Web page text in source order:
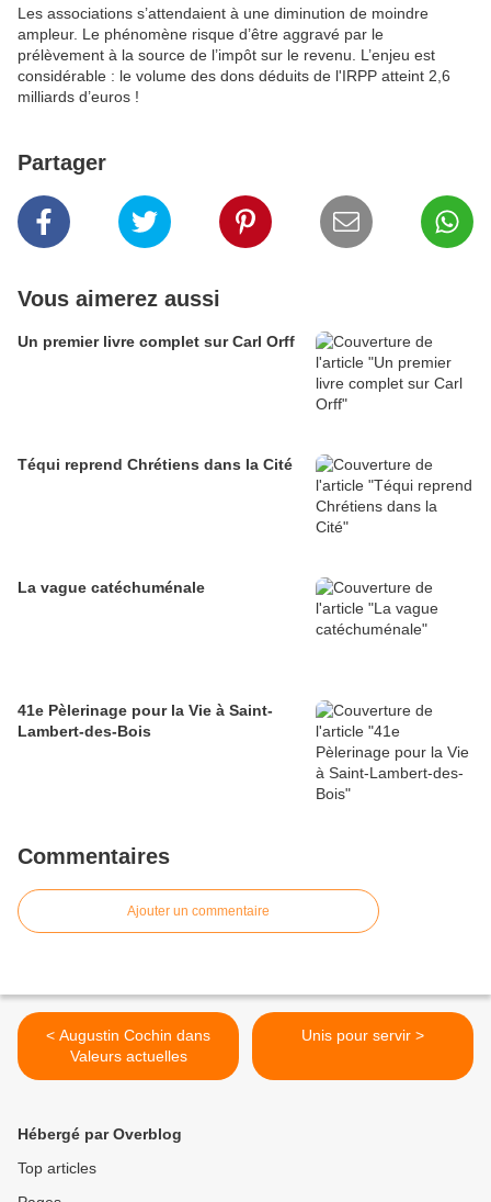
Les associations s’attendaient à une diminution de moindre
ampleur. Le phénomène risque d’être aggravé par le
prélèvement à la source de l’impôt sur le revenu. L’enjeu est
considérable : le volume des dons déduits de l'IRPP atteint 2,6
milliards d’euros !
Partager
Vous aimerez aussi
Un premier livre complet sur Carl Orff
Téqui reprend Chrétiens dans la Cité
La vague catéchuménale
41e Pèlerinage pour la Vie à Saint-
Lambert-des-Bois
Commentaires
Ajouter un commentaire
< Augustin Cochin dans
Valeurs actuelles
Unis pour servir >
Hébergé par Overblog
Top articles